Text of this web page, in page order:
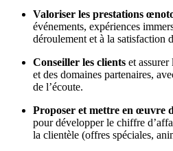
Valoriser les prestations
événements, expériences
déroulement et à la satisfaction
Conseiller les clients et
et des domaines partenaires,
de l’écoute.
Proposer et mettre en œuvre
pour développer le chiffre
la clientèle (offres spéciales,